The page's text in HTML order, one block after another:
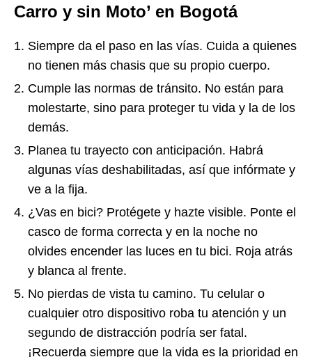
Carro y sin Moto’ en Bogotá
Siempre da el paso en las vías. Cuida a quienes
no tienen más chasis que su propio cuerpo.
Cumple las normas de tránsito. No están para
molestarte, sino para proteger tu vida y la de los
demás.
Planea tu trayecto con anticipación. Habrá
algunas vías deshabilitadas, así que infórmate y
ve a la fija.
¿Vas en bici? Protégete y hazte visible. Ponte el
casco de forma correcta y en la noche no
olvides encender las luces en tu bici. Roja atrás
y blanca al frente.
No pierdas de vista tu camino. Tu celular o
cualquier otro dispositivo roba tu atención y un
segundo de distracción podría ser fatal.
¡Recuerda siempre que la vida es la prioridad en